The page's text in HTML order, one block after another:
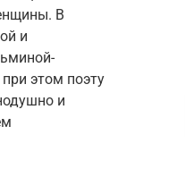
В
и
этом поэту
и